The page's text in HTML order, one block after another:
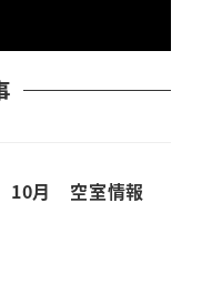
月 空室情報